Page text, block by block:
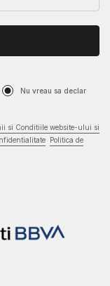
Nu vreau sa declar
si Conditiile website-ului si
Politica de